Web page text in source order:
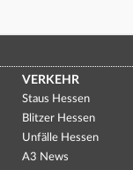
VERKEHR
Staus Hessen
Blitzer Hessen
Unfälle Hessen
A3 News